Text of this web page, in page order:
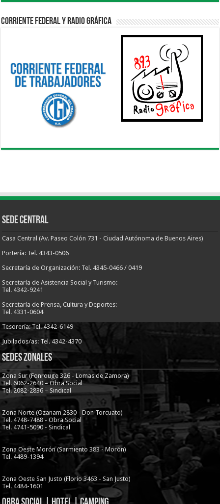
Corriente Federal y Radio Gráfica
Sede Central
Casa Central (Av. Paseo Colón 731 - Ciudad Autónoma de Buenos Aires)
Portería: Tel. 4343-0506
Secretaría de Organización: Tel. 4345-0466 / 0419
Secretaría de Asistencia Social y Turismo:
Tel. 4342-9241
Secretaría de Prensa, Cultura y Deportes:
Tel. 4331-0604
Tesorería: Tel. 4342-6149
Jubilados/as: Tel. 4342-4370
Sedes Zonales
Zona Sur (Fonrouge 326 - Lomas de Zamora)
Tel. 6062-2640 – Obra Social
Tel. 2082-2836 – Sindical
Zona Norte (Ozanam 2830 - Don Torcuato)
Tel. 4748-7488 - Obra Social
Tel. 4741-5090 - Sindical
Zona Oeste Morón (Sarmiento 383 - Morón)
Tel. 4489-1394
Zona Oeste San Justo (Florio 3463 - San Justo)
Tel. 4484-1601